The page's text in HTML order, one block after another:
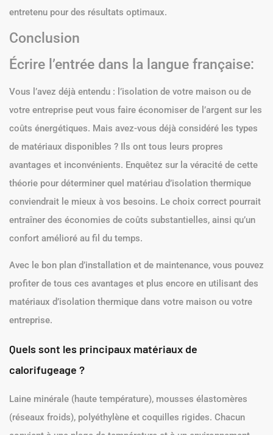
entretenu pour des résultats optimaux.
Conclusion
Écrire l’entrée dans la langue française:
Vous l’avez déjà entendu : l’isolation de votre maison ou de
votre entreprise peut vous faire économiser de l’argent sur les
coûts énergétiques. Mais avez-vous déjà considéré les types
de matériaux disponibles ? Ils ont tous leurs propres
avantages et inconvénients. Enquêtez sur la véracité de cette
théorie pour déterminer quel matériau d’isolation thermique
conviendrait le mieux à vos besoins. Le choix correct pourrait
entraîner des économies de coûts substantielles, ainsi qu’un
confort amélioré au fil du temps.
Avec le bon plan d’installation et de maintenance, vous pouvez
profiter de tous ces avantages et plus encore en utilisant des
matériaux d’isolation thermique dans votre maison ou votre
entreprise.
Quels sont les principaux matériaux de
calorifugeage ?
Laine minérale (haute température), mousses élastomères
(réseaux froids), polyéthylène et coquilles rigides. Chacun